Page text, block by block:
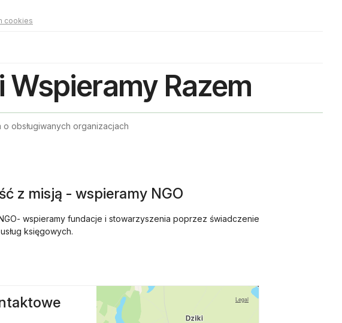
cookies
Razem
o obsługiwanych organizacjach
z misją - wspieramy NGO
wspieramy fundacje i stowarzyszenia poprzez świadczenie
księgowych.
Legal